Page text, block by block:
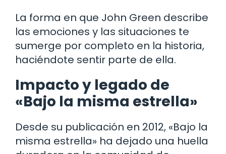
La forma en que John Green describe
las emociones y las situaciones te
sumerge por completo en la historia,
haciéndote sentir parte de ella.
Impacto y legado de
«Bajo la misma estrella»
Desde su publicación en 2012, «Bajo la
misma estrella» ha dejado una huella